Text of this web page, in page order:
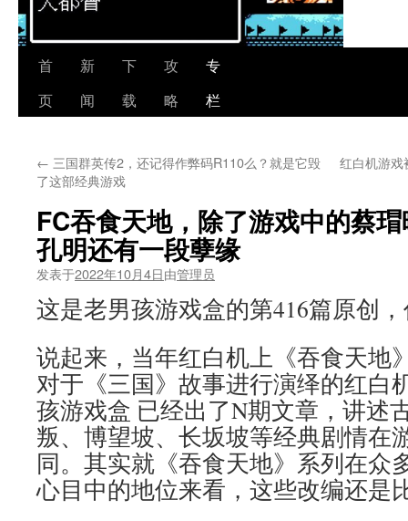
首
页
新
闻
下
载
攻
略
专
栏
← 三国群英传2，还记得作弊码R110么？就是它毁
了这部经典游戏
红白机游
FC吞食天地，除了游戏中的蔡
孔明还有一段孽缘
发表于2022年10月4日由管理员
这是老男孩游戏盒的第416篇原创
说起来，当年红白机上《吞食天地
对于《三国》故事进行演绎的红白
孩游戏盒 已经出了N期文章，讲述
叛、博望坡、长坂坡等经典剧情在
同。其实就《吞食天地》系列在众
心目中的地位来看，这些改编还是